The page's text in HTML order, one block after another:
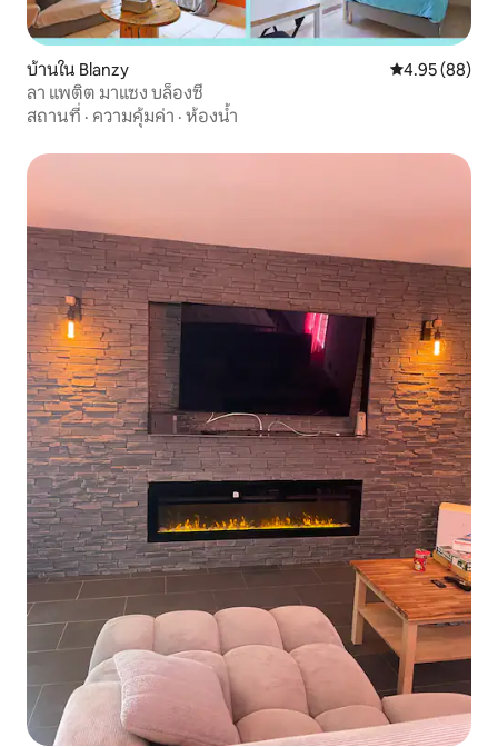
บ้านใน Blanzy คะแนนเฉลี่ย
4.95 (88)
ลา แพติต มาแซง บล็องซี
สถานที่ · ความคุ้มค่า · ห้องน้ำ